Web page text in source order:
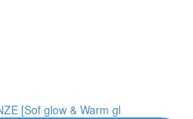
[Sof glow & Warm gl